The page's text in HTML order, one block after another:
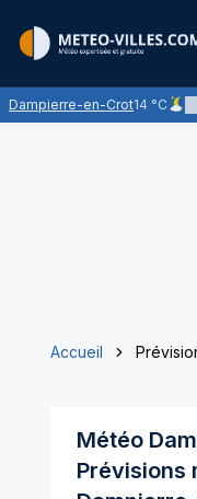
Dampierre-en-Crot14 °C
Ciel
Accueil
Météo
Prévisions